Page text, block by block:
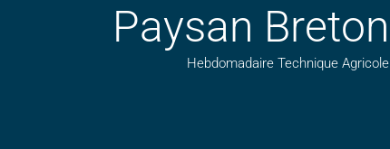
Paysan Breton
Hebdomadaire Technique Agricole